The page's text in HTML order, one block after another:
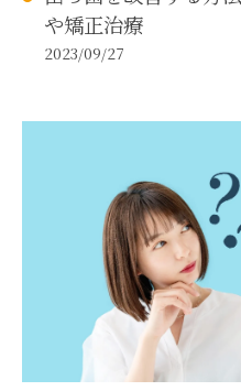
や矯正治療
2023/09/27